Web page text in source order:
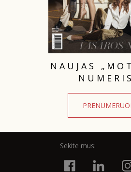
NAUJAS
Sekite mus: